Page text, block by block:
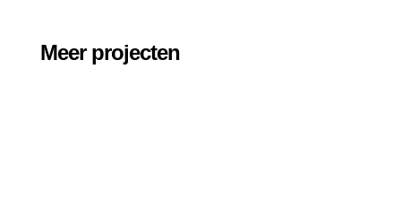
Meer projecten